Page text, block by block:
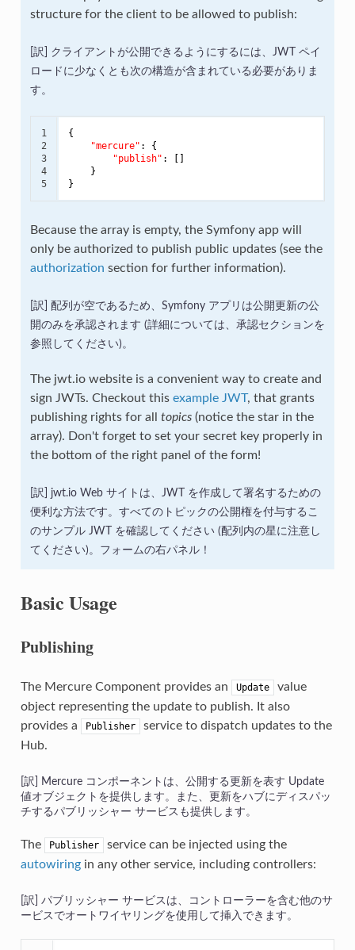
structure for the client to be allowed to publish:
クライアントが公開できるようにするには、JWT ペイ
ロードに少なくとも次の構造が含まれている必要がありま
す。
1
2
3
4
5
{
"mercure" : {
"publish" : []
    }
}
Because the array is empty, the Symfony app will
only be authorized to publish public updates (see the
authorization section for further information).
配列が空であるため、Symfony アプリは公開更新の公
開のみを承認されます (詳細については、承認セクションを
参照してください)。
The jwt.io website is a convenient way to create and
sign JWTs. Checkout this example JWT, that grants
publishing rights for all topics(notice the star in the
array). Don't forget to set your secret key properly in
the bottom of the right panel of the form!
jwt.io Web サイトは、JWT を作成して署名するための
便利な方法です。すべてのトピックの公開権を付与するこ
のサンプル JWT を確認してください (配列内の星に注意し
てください)。フォームの右パネル！
Basic Usage
Publishing
The Mercure Component provides an Update
value
object representing the update to publish. It also
provides a
Publisher
service to dispatch updates to the
Hub.
Mercure コンポーネントは、公開する更新を表す Update
値オブジェクトを提供します。また、更新をハブにディスパッ
チするパブリッシャー サービスも提供します。
The Publisher
service can be injected using the
autowiringin any other service, including controllers:
パブリッシャー サービスは、コントローラーを含む他のサ
ービスでオートワイヤリングを使用して挿入できます。